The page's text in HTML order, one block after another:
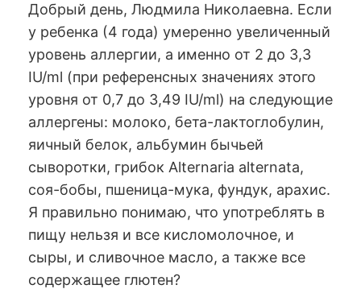
Добрый день, Людмила Николаевна. Если
у ребенка (4 года) умеренно увеличенный
уровень аллергии, а именно от 2 до 3,3
IU/ml (при референсных значениях этого
уровня от 0,7 до 3,49 IU/ml) на следующие
аллергены: молоко, бета-лактоглобулин,
яичный белок, альбумин бычьей
сыворотки, грибок Alternaria alternata,
соя-бобы, пшеница-мука, фундук, арахис.
Я правильно понимаю, что употреблять в
пищу нельзя и все кисломолочное, и
сыры, и сливочное масло, а также все
содержащее глютен?